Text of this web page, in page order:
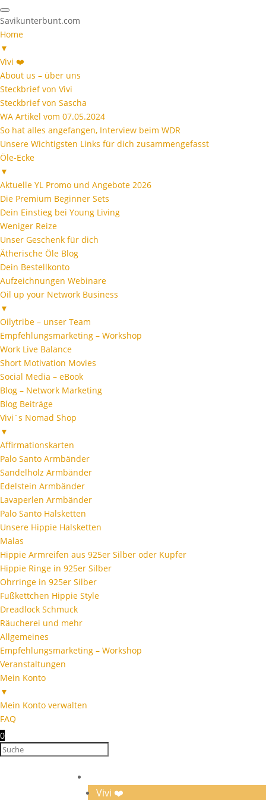
Savikunterbunt.com
Home
▼
Vivi ❤️
About us – über uns
Steckbrief von Vivi
Steckbrief von Sascha
WA Artikel vom 07.05.2024
So hat alles angefangen, Interview beim WDR
Unsere Wichtigsten Links für dich zusammengefasst
Öle-Ecke
▼
Aktuelle YL Promo und Angebote 2026
Die Premium Beginner Sets
Dein Einstieg bei Young Living
Weniger Reize
Unser Geschenk für dich
Ätherische Öle Blog
Dein Bestellkonto
Aufzeichnungen Webinare
Oil up your Network Business
▼
Oilytribe – unser Team
Empfehlungsmarketing – Workshop
Work Live Balance
Short Motivation Movies
Social Media – eBook
Blog – Network Marketing
Blog Beiträge
Vivi´s Nomad Shop
▼
Affirmationskarten
Palo Santo Armbänder
Sandelholz Armbänder
Edelstein Armbänder
Lavaperlen Armbänder
Palo Santo Halsketten
Unsere Hippie Halsketten
Malas
Hippie Armreifen aus 925er Silber oder Kupfer
Hippie Ringe in 925er Silber
Ohrringe in 925er Silber
Fußkettchen Hippie Style
Dreadlock Schmuck
Räucherei und mehr
Allgemeines
Empfehlungsmarketing – Workshop
Veranstaltungen
Mein Konto
▼
Mein Konto verwalten
FAQ
0
Vivi ❤️